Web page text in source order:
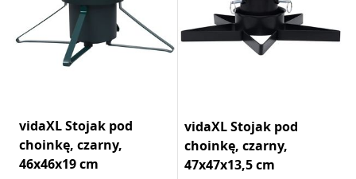
vidaXL Stojak pod
choinkę, czarny,
46x46x19 cm
vidaXL Stojak pod
choinkę, czarny,
47x47x13,5 cm